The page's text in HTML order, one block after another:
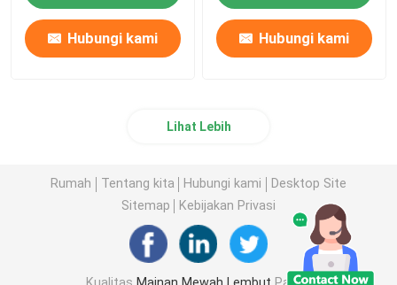
Hubungi kami Hubungi kami
Lihat Lebih
Rumah Tentang kita Hubungi kami
Desktop Site
Sitemap
Kebijakan Privasi